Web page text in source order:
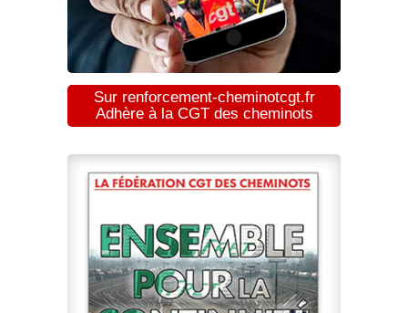
Sur renforcement-cheminotcgt.fr
Adhère à la CGT des cheminots